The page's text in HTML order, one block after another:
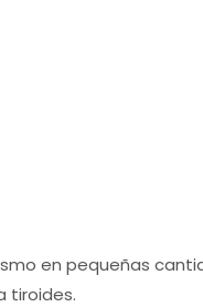
en pequeñas
tiroides.